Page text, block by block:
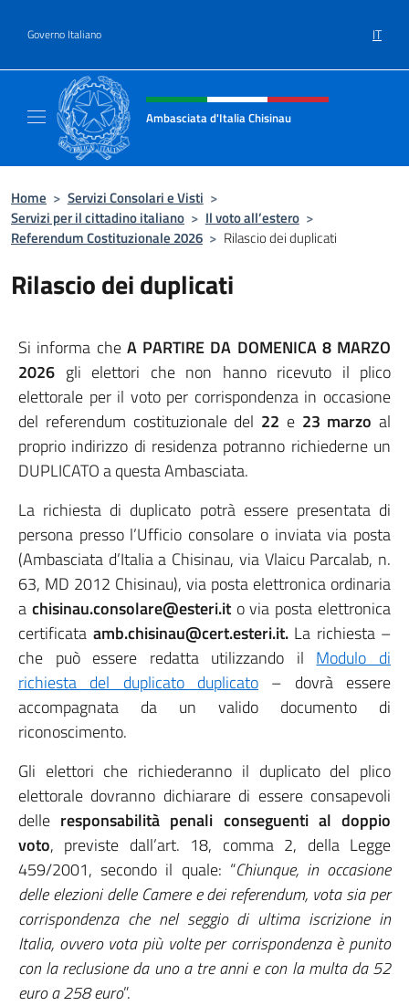
Governo Italiano IT
Intestazione sito, social e menù
Ambasciata d'Italia Chisinau
Home > Servizi Consolari e Visti >
Servizi per il cittadino italiano > Il voto all’estero >
Referendum Costituzionale 2026 > Rilascio dei duplicati
Rilascio dei duplicati
Si informa cheA PARTIRE DA DOMENICA 8 MARZO
2026 gli elettori che non hanno ricevuto il plico
elettorale per il voto per corrispondenza in occasione
del referendum costituzionale del 22 e23 marzo al
proprio indirizzo di residenza potranno richiederne un
DUPLICATO a questa Ambasciata.
La richiesta di duplicato potrà essere presentata di
persona presso l’Ufficio consolare o inviata via posta
(Ambasciata d’Italia a Chisinau, via Vlaicu Parcalab, n.
63, MD 2012 Chisinau), via posta elettronica ordinaria
a chisinau.consolare@esteri.ito via posta elettronica
certificata amb.chisinau@cert.esteri.it.La richiesta –
che può essere redatta utilizzando il Modulo di
richiesta del duplicato duplicato – dovrà essere
accompagnata da un valido documento di
riconoscimento.
Gli elettori che richiederanno il duplicato del plico
elettorale dovranno dichiarare di essere consapevoli
delle responsabilità penali conseguenti al doppio
voto, previste dall’art. 18, comma 2, della Legge
459/2001, secondo il quale: “Chiunque, in occasione
delle elezioni delle Camere e dei referendum, vota sia per
corrispondenza che nel seggio di ultima iscrizione in
Italia, ovvero vota più volte per corrispondenza è punito
con la reclusione da uno a tre anni e con la multa da 52
euro a 258 euro”.